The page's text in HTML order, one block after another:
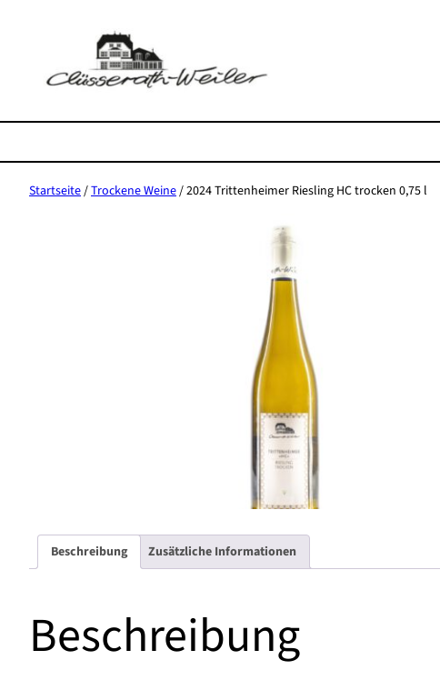
Startseite/Trockene Weine/ 2024 Trittenheimer Riesling HC trocken 0,75 l
Beschreibung Zusätzliche Informationen
Beschreibung